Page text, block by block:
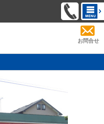
お問合せ